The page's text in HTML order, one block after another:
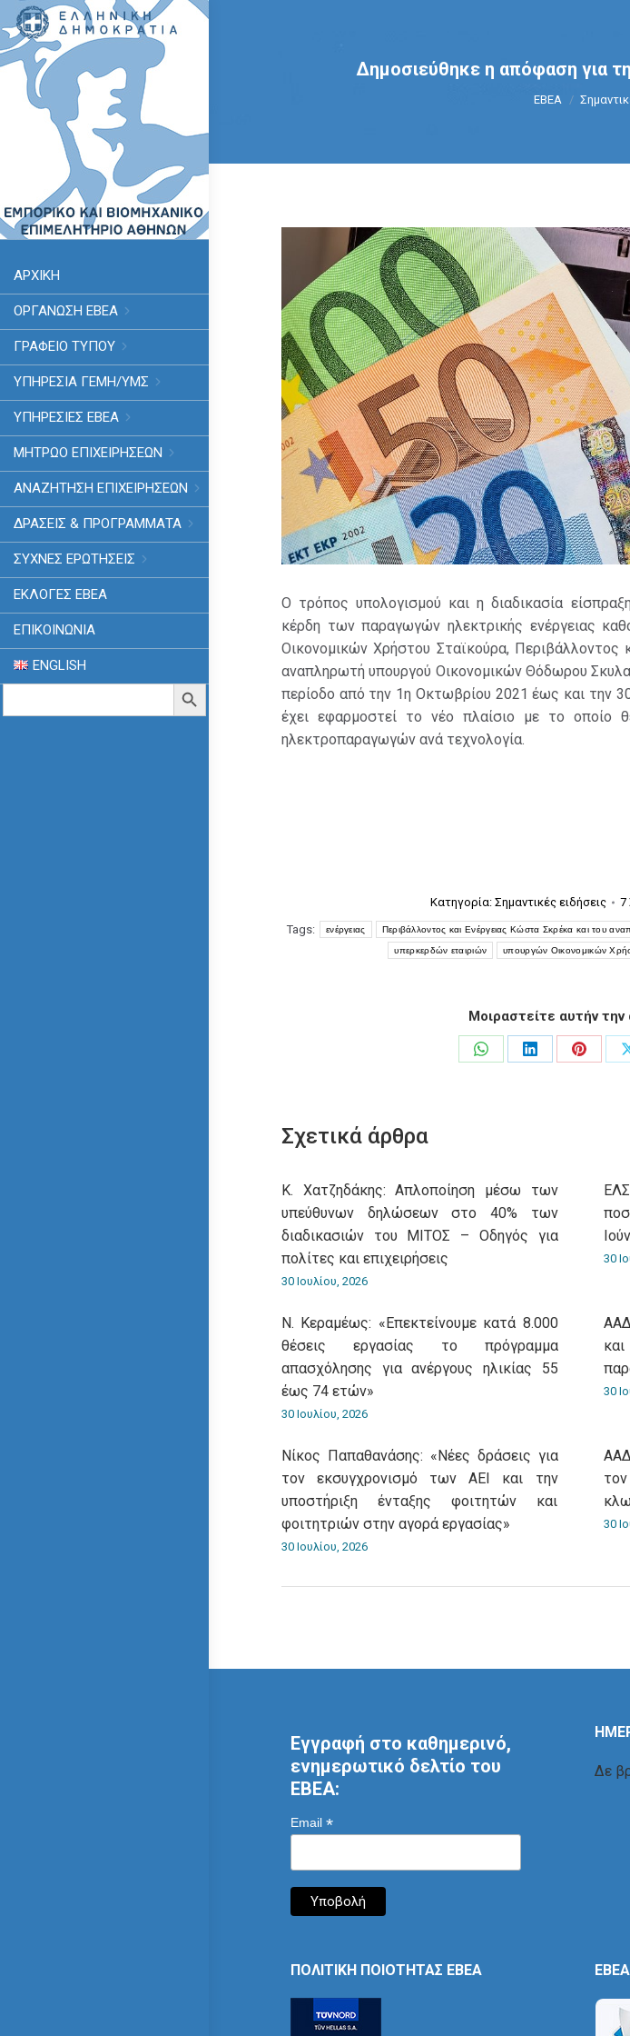
ΑΡΧΙΚΗ
ΟΡΓΑΝΩΣΗ ΕΒΕΑ
ΓΡΑΦΕΙΟ ΤΥΠΟΥ
ΥΠΗΡΕΣΊΑ ΓΕΜΗ/ΥΜΣ
ΥΠΗΡΕΣΙΕΣ ΕΒΕΑ
ΜΗΤΡΩΟ ΕΠΙΧΕΙΡΗΣΕΩΝ
ΑΝΑΖΗΤΗΣΗ ΕΠΙΧΕΙΡΗΣΕΩΝ
ΔΡΑΣΕΙΣ & ΠΡΟΓΡΑΜΜΑΤΑ
ΣΥΧΝΕΣ ΕΡΩΤΗΣΕΙΣ
ΕΚΛΟΓΈΣ ΕΒΕΑ
ΕΠΙΚΟΙΝΩΝΙΑ
ENGLISH
Search
Search Button
Δημοσιεύθηκε η απόφαση για
You are here:
ΕΒΕΑ
Ο τρόπος υπολογισμού και η διαδικασία
κέρδη των παραγωγών ηλεκτρικής ενέργειας
Οικονομικών Χρήστου Σταϊκούρα, Περιβάλλοντος
αναπληρωτή υπουργού Οικονομικών Θόδωρου
περίοδο από την 1η Οκτωβρίου 2021 έως και την
έχει εφαρμοστεί το νέο πλαίσιο με το οποίο
ηλεκτροπαραγωγών ανά τεχνολογία.
Κατηγορία: Σημαντικές ειδήσεις
7
Tags:
ενέργειας Περιβάλλοντος και Ενέργειας Κώστα Σκρέκα και του
υπερκερδών εταιριών υπουργών Οικονομικών
Μοιραστείτε αυτήν την
Share
Share
Share
Σχετικά άρθρα
Κ. Χατζηδάκης: Aπλοποίηση μέσω των
υπεύθυνων δηλώσεων στο 40% των
διαδικασιών του ΜΙΤΟΣ – Οδηγός για
πολίτες και επιχειρήσεις
30 Ιουλίου, 2026
30
Ν. Κεραμέως: «Επεκτείνουμε κατά 8.000
θέσεις εργασίας το πρόγραμμα
απασχόλησης για ανέργους ηλικίας 55
έως 74 ετών»
30 Ιουλίου, 2026
30
Νίκος Παπαθανάσης: «Νέες δράσεις για
τον εκσυγχρονισμό των ΑΕΙ και την
υποστήριξη ένταξης φοιτητών και
φοιτητριών στην αγορά εργασίας»
30 Ιουλίου, 2026
30
Εγγραφή στο καθημερινό,
ενημερωτικό δελτίο του
ΕΒΕΑ:
Email *
Δε
ΠΟΛΙΤΙΚΗ ΠΟΙΟΤΗΤΑΣ ΕΒΕΑ